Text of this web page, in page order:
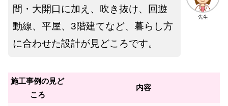
先生
間・大開口に加え、吹き抜け、回遊
動線、平屋、3階建てなど、暮らし方
に合わせた設計が見どころです。
施工事例の見ど
ころ
内容